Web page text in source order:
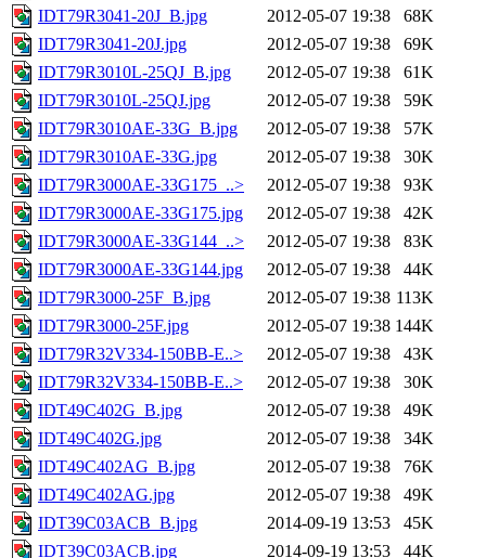
IDT79R3041-20J_B.jpg
2012-05-07 19:38
68K
IDT79R3041-20J.jpg
2012-05-07 19:38
69K
IDT79R3010L-25QJ_B.jpg
2012-05-07 19:38
61K
IDT79R3010L-25QJ.jpg
2012-05-07 19:38
59K
IDT79R3010AE-33G_B.jpg
2012-05-07 19:38
57K
IDT79R3010AE-33G.jpg
2012-05-07 19:38
30K
IDT79R3000AE-33G175_..>
2012-05-07 19:38
93K
IDT79R3000AE-33G175.jpg
2012-05-07 19:38
42K
IDT79R3000AE-33G144_..>
2012-05-07 19:38
83K
IDT79R3000AE-33G144.jpg
2012-05-07 19:38
44K
IDT79R3000-25F_B.jpg
2012-05-07 19:38 113K
IDT79R3000-25F.jpg
2012-05-07 19:38 144K
IDT79R32V334-150BB-E..>
2012-05-07 19:38
43K
IDT79R32V334-150BB-E..>
2012-05-07 19:38
30K
IDT49C402G_B.jpg
2012-05-07 19:38
49K
IDT49C402G.jpg
2012-05-07 19:38
34K
IDT49C402AG_B.jpg
2012-05-07 19:38
76K
IDT49C402AG.jpg
2012-05-07 19:38
49K
IDT39C03ACB_B.jpg
2014-09-19 13:53
45K
IDT39C03ACB.jpg
2014-09-19 13:53 44K